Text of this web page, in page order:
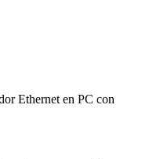
Ethernet en PC con